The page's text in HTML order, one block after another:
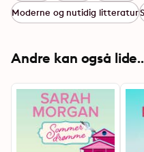
Moderne og nutidig litteratur
Andre kan også